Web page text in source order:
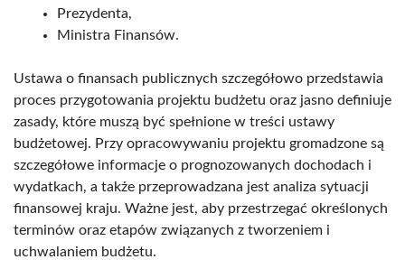
Prezydenta,
Ministra Finansów.
Ustawa o finansach publicznych szczegółowo przedstawia
proces przygotowania projektu budżetu oraz jasno definiuje
zasady, które muszą być spełnione w treści ustawy
budżetowej. Przy opracowywaniu projektu gromadzone są
szczegółowe informacje o prognozowanych dochodach i
wydatkach, a także przeprowadzana jest analiza sytuacji
finansowej kraju. Ważne jest, aby przestrzegać określonych
terminów oraz etapów związanych z tworzeniem i
uchwalaniem budżetu.